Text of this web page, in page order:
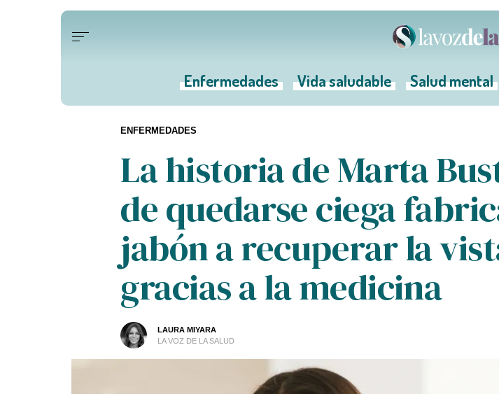
Enfermedades Vida saludable Salud mental
La historia de Marta
de quedarse ciega
jabón a recuperar la
gracias a la medicina
LAURA MIYARA
LA VOZ DE LA SALUD
ENFERMEDADES